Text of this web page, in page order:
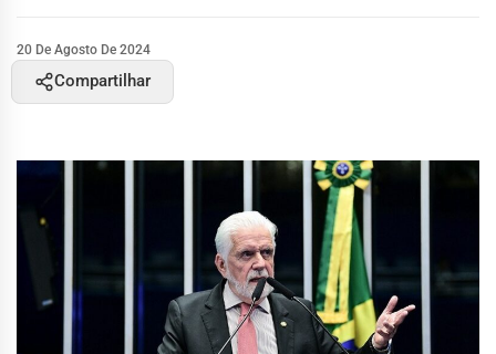
20 De Agosto De 2024
Compartilhar